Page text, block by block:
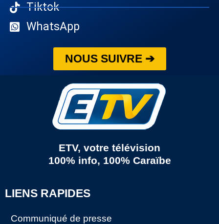
Tiktok
WhatsApp
NOUS SUIVRE ➔
ETV, votre télévision
100% info, 100% Caraïbe
LIENS RAPIDES
Communiqué de presse